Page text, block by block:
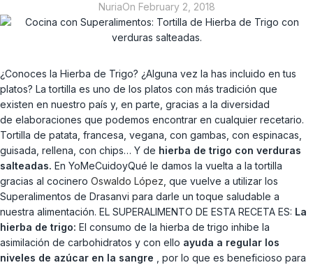
NuriaOn February 2, 2018
¿Conoces la Hierba de Trigo? ¿Alguna vez la has incluido en tus
platos? La tortilla es uno de los platos con más tradición que
existen en nuestro país y, en parte, gracias a la diversidad
de elaboraciones que podemos encontrar en cualquier recetario.
Tortilla de patata, francesa, vegana, con gambas, con espinacas,
guisada, rellena, con chips… Y de hierba de trigo con verduras
salteadas. En YoMeCuidoyQué le damos la vuelta a la tortilla
gracias al cocinero Oswaldo López , que vuelve a utilizar los
Superalimentos de Drasanvi para darle un toque saludable a
nuestra alimentación. EL SUPERALIMENTO DE ESTA RECETA ES: La
hierba de trigo: El consumo de la hierba de trigo inhibe la
asimilación de carbohidratos y con ello ayuda a regular los
niveles de azúcar en la sangre
, por lo que es beneficioso para